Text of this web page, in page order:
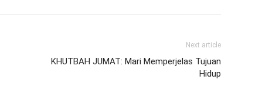
Next article
KHUTBAH JUMAT: Mari Memperjelas Tujuan
Hidup